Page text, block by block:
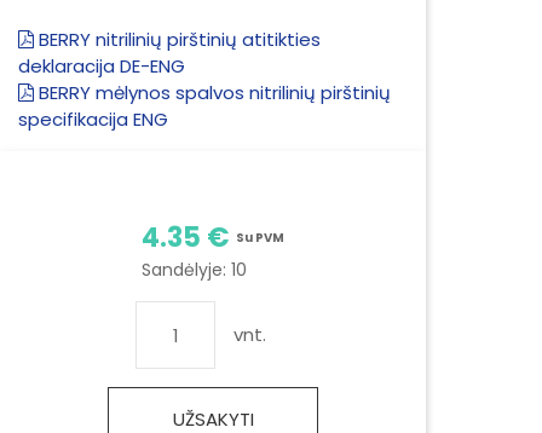
BERRY nitrilinių pirštinių atitikties
deklaracija DE-ENG
BERRY mėlynos spalvos nitrilinių pirštinių
specifikacija ENG
4.35 € Su PVM
Sandėlyje: 10
vnt.
UŽSAKYTI